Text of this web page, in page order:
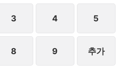
에서 폭주한 백호 군신 성호
. 더 나아가 전 제국에 자신
한다.STORYMATRIX
3 4 5
8 9 추가